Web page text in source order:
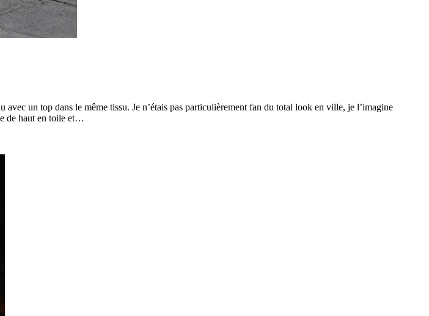
un top dans le même tissu. Je n’étais pas particulièrement fan du total look en ville, je l’imagine
de haut en toile et…